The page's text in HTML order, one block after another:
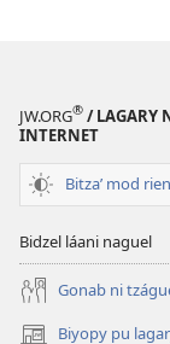
JW.ORG® / LAGARY
INTERNET
Bitzaʼ mod
Bidzel láani naguel
Gonab ni
Biyopy pu